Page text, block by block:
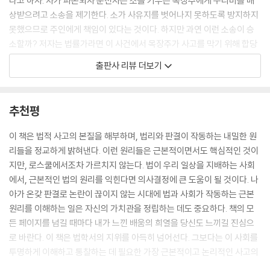
의 한계 사이에서 일어난다.
--- p.54
우리는 세상이 효율적으로 돌아가는 것을 보고 싶어한다. 하지만 그럴 수
없다면 할 수 있는 한 효율적으로 돌아가도록 해야 한다. 그렇지 않은가?
다시 말하지만, 반드시 그런 것은 아니다. ‘차선’의 변화에 만족하는 것은
초래)를 야기할 수 있고, 첫 번째 변화가 만들어놓은 이로움이 무엇이든 그
--- p.61
실제로 차선책은 종종 그 부작용(혹은 ‘외부 비용’, 나중에 더 자세히 살펴
볼 예정이다)으로 인해 더 나쁜 결과를 낳기도 한다. 하나의 시장 실패를
바로잡을 때, 불가피하게 바로잡지 못한 또 다른 시장 실패에 더 많은 압력
이 가해질 수 있기 때문이다.
--- p.63
다수의 법 규칙은 사람들이 자신의 결정으로 영향받는 모든 것에 대해 단
상받으려고 소송을 제기한다. 소가 사유지를 벗어나지 못하도록 방지하지
못했으므로 주인에게 책임이 있다는 것이다. 하지만 과연 이런 소송이 승
소할까? 저자는 법률가라면 이 사건에서 목장주가 사고를 막기 위해 합당
한 주의를 기울였는지 여부만 따질 거라고 말한다. 여기서 ‘합당함’이란 ‘완
벽함’을 뜻하지 않는다. 법원은 목장주가 철조망을 설치했더라도 소가 탈
이 질문에 답하는 데 가장 중요한 기준은 ‘낭비’다. 어떤 소도 탈출하지 못
하게 하는 유일한 방법은 목장 주변에 높은 담을 둘러치고 경비원을 두는
것이겠지만 그러려면 엄청난 돈이 든다. 이는 사고를 예방할 수 있다 하더
라도 비용 낭비가 심해 지지하기 어렵다. 그보다 훨씬 더 적은 돈이 드는 철
조망 설치는 설령 예기치 못한 사고를 유발하더라도 상당한 보호 효과를
발휘하므로 충분하다. 즉 법관은 이런 사건에서 피해자의 비용만이 아니라
사회 전체적으로 발생하는 비용의 총합을 고려하므로 현 상태로 내버려두
는 게 최선이라고 결론 내릴 수 있다. 결국 이 운전자는 스스로 손해를 부담
해야 한다. 목장 주인이 더 이상 할 수 있는 일이 없기 때문에 그에게 부담
출판사 리뷰 더보기
추천평
이 책은 법적 사고의 본질을 해부하며, 법리와 판결이 작동하는 내밀한 원
리들을 정교하게 밝혀낸다. 이런 원리들은 근본적이면서도 핵심적인 것이
지만, 로스쿨에서조차 가르치지 않는다. 법이 우리 일상을 지배하는 사회
에서, 근본적인 법의 원리를 익힌다면 의사결정에 큰 도움이 될 것이다. 나
아가 온갖 판결로 논란이 끊이지 않는 시대에 법과 사회가 작동하는 근본
원리를 이해하는 일은 자신의 가치관을 정립하는 데도 중요하다. 책의 모
든 페이지를 넘길 때마다 내가 느낀 배움의 희열을 당신도 느끼길 진심으
로 바란다. 이 책은 법학서의 지위를 아득히 넘어선다. 그보다는 이 사회를
투명하게 이해하고 통찰하는 데 필요한 가장 근본적이고 논리적인 사고의